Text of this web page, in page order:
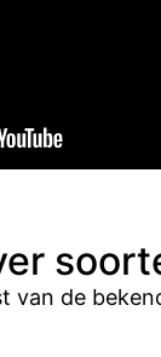
van de